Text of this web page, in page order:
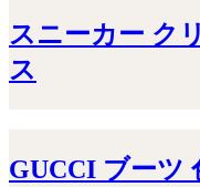
スニーカー ク
ス
GUCCI ブーツ